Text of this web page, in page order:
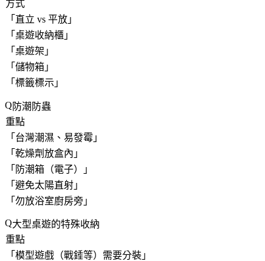
方式
「 直立 vs 平放 」
「 桌遊收納櫃 」
「 桌遊架 」
「 儲物箱 」
「 標籤標示 」
防潮防蟲
重點
「 台灣潮濕、易發霉 」
「 乾燥劑放盒內 」
「 防潮箱（電子） 」
「 避免太陽直射 」
「 勿放浴室廚房旁 」
大型桌遊的特殊收納
重點
「 模型遊戲（戰錘等）需要分裝 」